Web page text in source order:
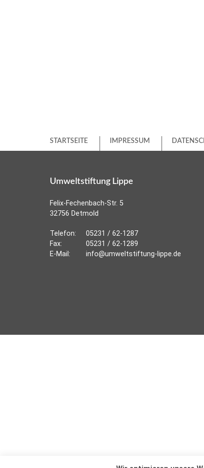
STARTSEITE IMPRESSUM
Umweltstiftung Lippe
Felix-Fechenbach-Str. 5
32756 Detmold
Telefon:
05231 / 62-1287
Fax:
05231 / 62-1289
E-Mail:
info@umweltstiftung-lippe.de